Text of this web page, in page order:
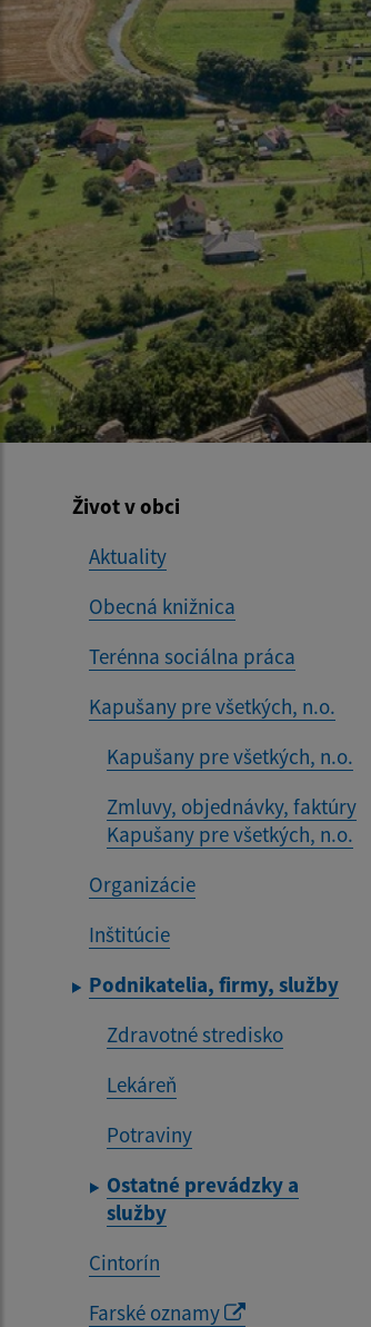
Život v obci
Aktuality
Obecná knižnica
Terénna sociálna práca
Kapušany pre všetkých, n.o.
Kapušany pre všetkých, n.o.
Zmluvy, objednávky, faktúry
Kapušany pre všetkých, n.o.
Organizácie
Inštitúcie
Podnikatelia, firmy, služby
Zdravotné stredisko
Lekáreň
Potraviny
Ostatné prevádzky a
služby
Cintorín
Farské oznamy